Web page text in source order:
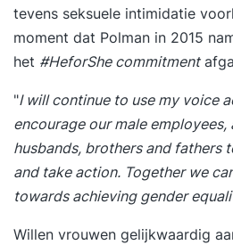
tevens seksuele intimidatie
moment dat Polman in 2015
het #HeforShe commitment
"I will continue to use my voice
encourage our male employees,
husbands, brothers and fathers
and take action. Together we
towards achieving gender
Willen vrouwen gelijkwaardig